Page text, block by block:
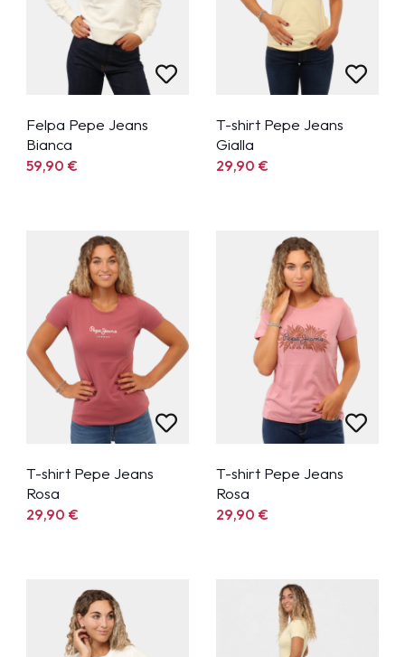
Felpa Pepe Jeans
Bianca
59,90€
T-shirt Pepe Jeans
Gialla
29,90€
T-shirt Pepe Jeans
Rosa
29,90€
T-shirt Pepe Jeans
Rosa
29,90€